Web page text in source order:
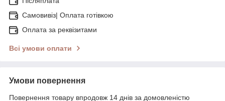
Самовивіз| Оплата готівкою
Оплата за реквізитами
Всі умови оплати
Умови повернення
Повернення товару впродовж 14 днів за домовленістю